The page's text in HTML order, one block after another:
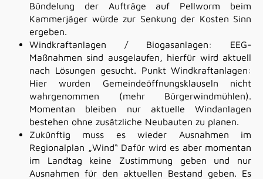
Bündelung der Aufträge auf Pellworm beim
Kammerjäger würde zur Senkung der Kosten Sinn
ergeben.
Windkraftanlagen / Biogasanlagen: EEG-
Maßnahmen sind ausgelaufen, hierfür wird aktuell
nach Lösungen gesucht. Punkt Windkraftanlagen:
Hier wurden Gemeindeöffnungsklauseln nicht
wahrgenommen (mehr Bürgerwindmühlen).
Momentan bleiben nur aktuelle Windanlagen
bestehen ohne zusätzliche Neubauten zu planen.
Zukünftig muss es wieder Ausnahmen im
Regionalplan „Wind“ Dafür wird es aber momentan
im Landtag keine Zustimmung geben und nur
Ausnahmen für den aktuellen Bestand geben. Es